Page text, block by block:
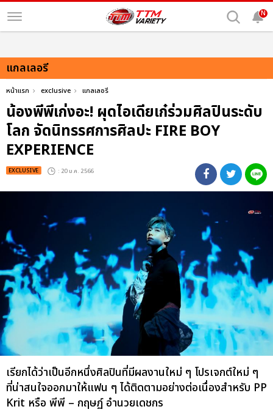
N
แกลเลอรี
หน้าแรก exclusive แกลเลอรี
น้องพีพีเก่งอะ! ผุดไอเดียเก๋ร่วมศิลปินระดับ
โลก จัดนิทรรศการศิลปะ FIRE BOY
EXPERIENCE
EXCLUSIVE : 20 ม.ค. 2566
เรียกได้ว่าเป็นอีกหนึ่งศิลปินที่มีผลงานใหม่ ๆ โปรเจกต์ใหม่ ๆ
ที่น่าสนใจออกมาให้แฟน ๆ ได้ติดตามอย่างต่อเนื่องสำหรับ PP
Krit หรือ พีพี – กฤษฏ์ อำนวยเดชกร